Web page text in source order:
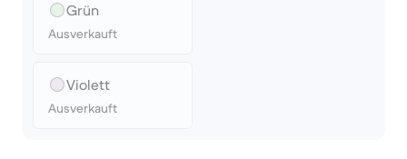
Grün
Ausverkauft
Violett
Ausverkauft